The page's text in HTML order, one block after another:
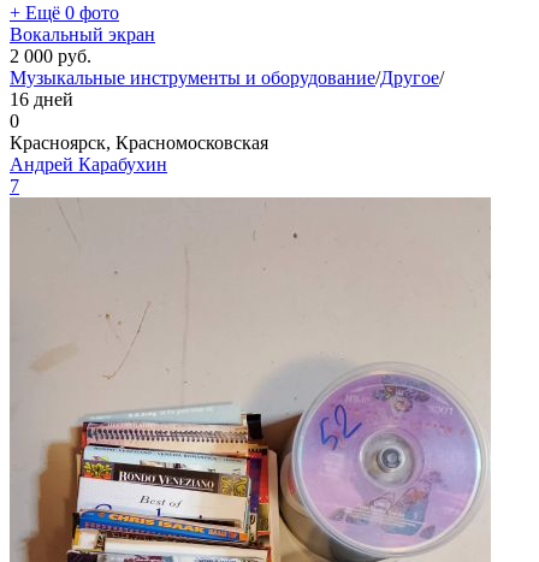
+ Ещё 0 фото
Вокальный экран
2 000 руб.
Музыкальные инструменты и оборудование/Другое/
16 дней
0
Красноярск, Красномосковская
Андрей Карабухин
7